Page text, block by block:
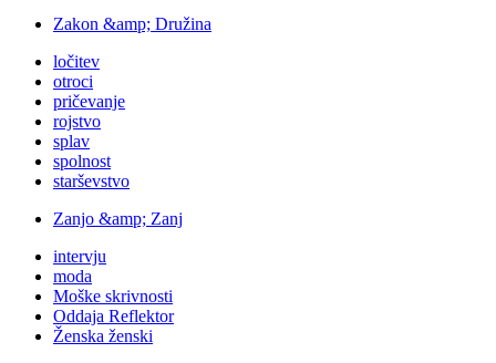
Zakon &amp; Družina
ločitev
otroci
pričevanje
rojstvo
splav
spolnost
starševstvo
Zanjo &amp; Zanj
intervju
moda
Moške skrivnosti
Oddaja Reflektor
Ženska ženski